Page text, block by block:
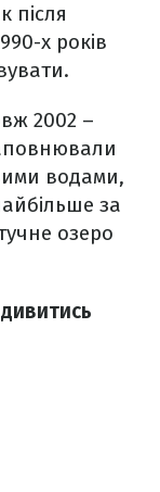
після
х років
2002 –
водами,
за
озеро